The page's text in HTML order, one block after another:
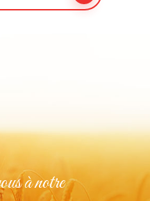
à notre